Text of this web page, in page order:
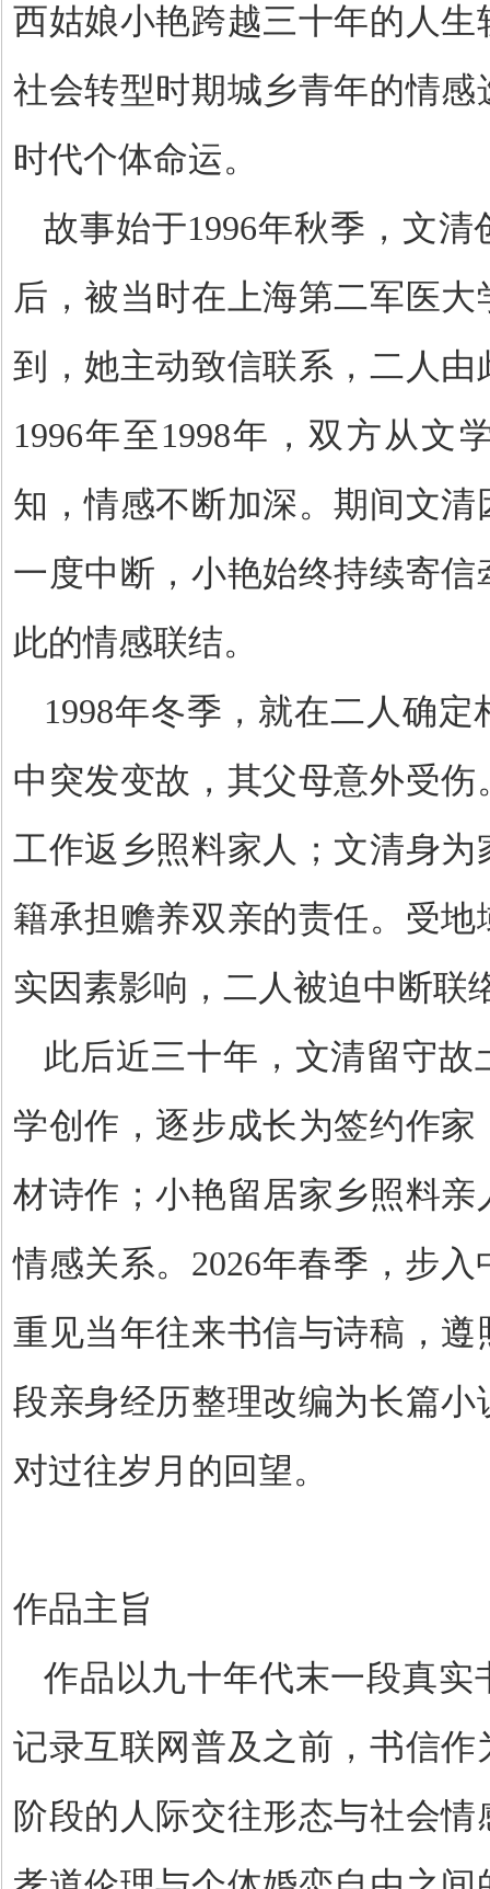
西姑娘小艳跨越三十年的人
社会转型时期城乡青年的情
时代个体命运。
故事始于1996年秋季，文清
后，被当时在上海第二军医
到，她主动致信联系，二人
1996年至 1998年，双方从文
知，情感不断加深。期间文
一度中断，小艳始终持续寄
此的情感联结。
1998年冬季，就在二人确定
中突发变故，其父母意外受
工作返乡照料家人；文清身
籍承担赡养双亲的责任。受
实因素影响，二人被迫中断联
此后近三十年，文清留守
学创作，逐步成长为签约作
材诗作；小艳留居家乡照料
情感关系。 2026年春季，步入
重见当年往来书信与诗稿，
段亲身经历整理改编为长篇
对过往岁月的回望。
作品主旨
作品以九十年代末一段真实
记录互联网普及之前，书信
阶段的人际交往形态与社会